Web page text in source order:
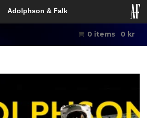
Adolphson & Falk
0 items 0 kr